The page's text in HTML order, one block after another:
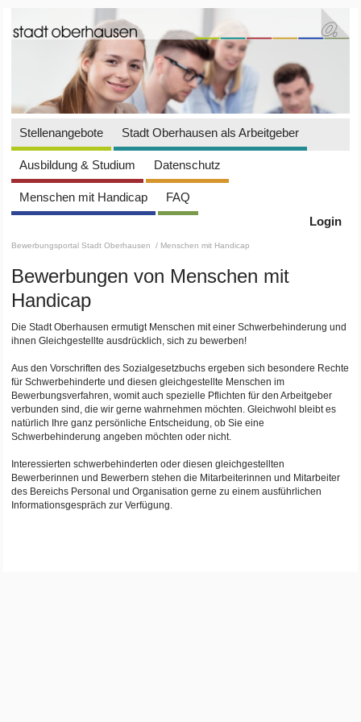
Stellenangebote Stadt Oberhausen als Arbeitgeber
Ausbildung & Studium Datenschutz
Menschen mit Handicap
FAQ
Login
Bewerbungsportal Stadt Oberhausen / Menschen mit Handicap
Bewerbungen von Menschen mit
Handicap
Die Stadt Oberhausen ermutigt Menschen mit einer Schwerbehinderung und
ihnen Gleichgestellte ausdrücklich, sich zu bewerben!
Aus den Vorschriften des Sozialgesetzbuchs ergeben sich besondere Rechte
für Schwerbehinderte und diesen gleichgestellte Menschen im
Bewerbungsverfahren, womit auch spezielle Pflichten für den Arbeitgeber
verbunden sind, die wir gerne wahrnehmen möchten. Gleichwohl bleibt es
natürlich Ihre ganz persönliche Entscheidung, ob Sie eine
Schwerbehinderung angeben möchten oder nicht.
Interessierten schwerbehinderten oder diesen gleichgestellten
Bewerberinnen und Bewerbern stehen die Mitarbeiterinnen und Mitarbeiter
des Bereichs Personal und Organisation gerne zu einem ausführlichen
Informationsgespräch zur Verfügung.